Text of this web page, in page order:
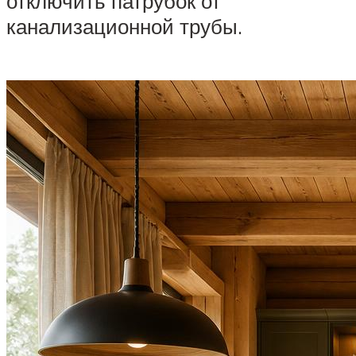
канализационной трубы.